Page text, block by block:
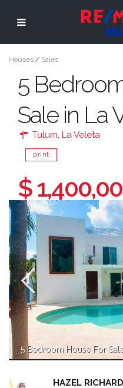
Houses / Sales
5
Sale in La
Tulum, La Veleta
print
$
5 Bedroom House For
HAZEL